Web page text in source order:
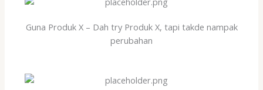
Guna Produk X – Dah try Produk X, tapi takde nampak
perubahan